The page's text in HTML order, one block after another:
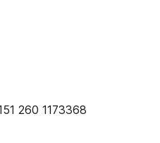
260 1173368